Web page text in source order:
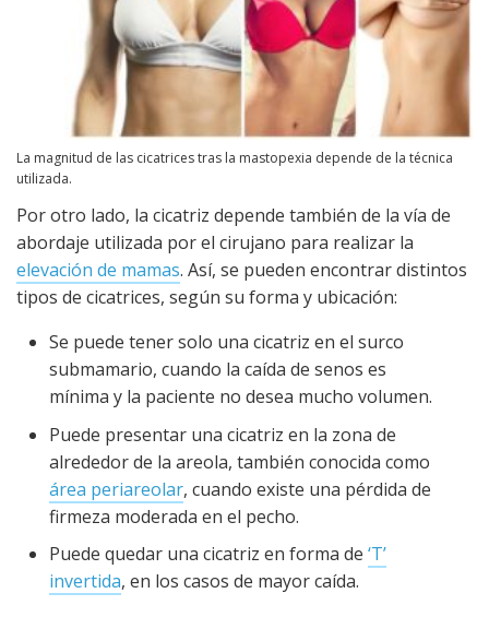
La magnitud de las cicatrices tras la mastopexia depende de la técnica
utilizada.
Por otro lado, la cicatriz depende también de la vía de
abordaje utilizada por el cirujano para realizar la
elevación de mamas. Así, se pueden encontrar distintos
tipos de cicatrices, según su forma y ubicación:
Se puede tener solo una cicatriz en el surco
submamario, cuando la caída de senos es
mínima y la paciente no desea mucho volumen.
Puede presentar una cicatriz en la zona de
alrededor de la areola, también conocida como
área periareolar, cuando existe una pérdida de
firmeza moderada en el pecho.
Puede quedar una cicatriz en forma de ‘T’
invertida, en los casos de mayor caída.